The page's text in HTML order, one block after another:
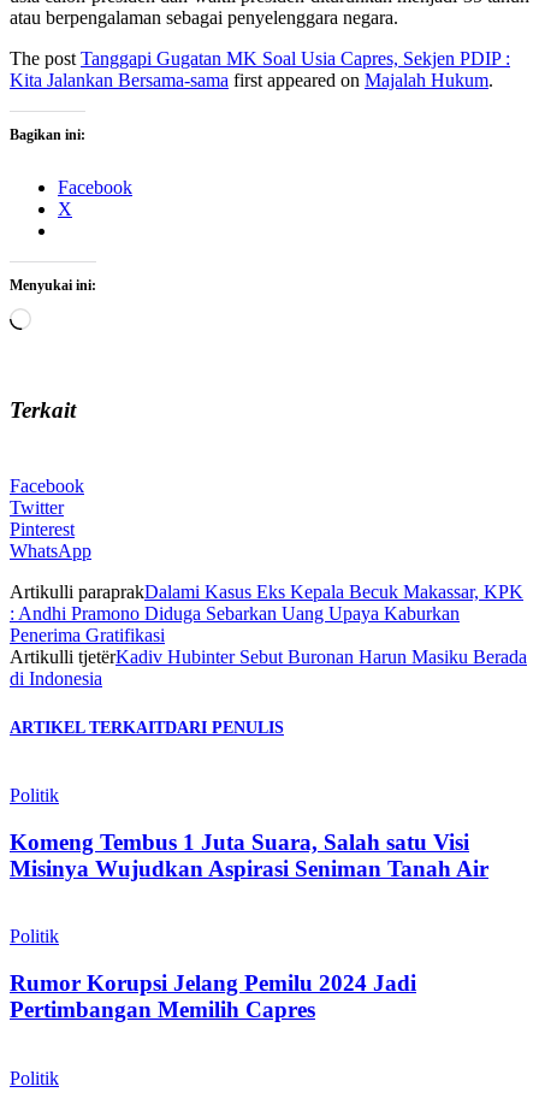
atau berpengalaman sebagai penyelenggara negara.
The post Tanggapi Gugatan MK Soal Usia Capres, Sekjen PDIP :
Kita Jalankan Bersama-sama first appeared on Majalah Hukum.
Bagikan ini:
Facebook
X
Menyukai ini:
Memuat...
Terkait
Facebook
Twitter
Pinterest
WhatsApp
Artikulli paraprakDalami Kasus Eks Kepala Becuk Makassar, KPK
: Andhi Pramono Diduga Sebarkan Uang Upaya Kaburkan
Penerima Gratifikasi
Artikulli tjetërKadiv Hubinter Sebut Buronan Harun Masiku Berada
di Indonesia
ARTIKEL TERKAITDARI PENULIS
Politik
Komeng Tembus 1 Juta Suara, Salah satu Visi
Misinya Wujudkan Aspirasi Seniman Tanah Air
Politik
Rumor Korupsi Jelang Pemilu 2024 Jadi
Pertimbangan Memilih Capres
Politik